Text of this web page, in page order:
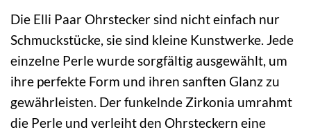
Die Elli Paar Ohrstecker sind nicht einfach nur
Schmuckstücke, sie sind kleine Kunstwerke. Jede
einzelne Perle wurde sorgfältig ausgewählt, um
ihre perfekte Form und ihren sanften Glanz zu
gewährleisten. Der funkelnde Zirkonia umrahmt
die Perle und verleiht den Ohrsteckern eine